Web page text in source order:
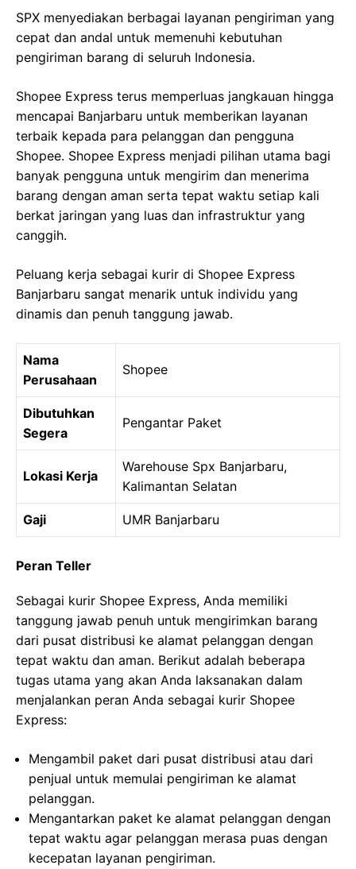
SPX menyediakan berbagai layanan pengiriman yang
cepat dan andal untuk memenuhi kebutuhan
pengiriman barang di seluruh Indonesia.
Shopee Express terus memperluas jangkauan hingga
mencapai Banjarbaru untuk memberikan layanan
terbaik kepada para pelanggan dan pengguna
Shopee. Shopee Express menjadi pilihan utama bagi
banyak pengguna untuk mengirim dan menerima
barang dengan aman serta tepat waktu setiap kali
berkat jaringan yang luas dan infrastruktur yang
canggih.
Peluang kerja sebagai kurir di Shopee Express
Banjarbaru sangat menarik untuk individu yang
dinamis dan penuh tanggung jawab.
Nama
Perusahaan
Shopee
Dibutuhkan
Segera
Pengantar Paket
Lokasi Kerja
Warehouse Spx Banjarbaru,
Kalimantan Selatan
Gaji UMR Banjarbaru
Peran Teller
Sebagai kurir Shopee Express, Anda memiliki
tanggung jawab penuh untuk mengirimkan barang
dari pusat distribusi ke alamat pelanggan dengan
tepat waktu dan aman. Berikut adalah beberapa
tugas utama yang akan Anda laksanakan dalam
menjalankan peran Anda sebagai kurir Shopee
Express:
Mengambil paket dari pusat distribusi atau dari
penjual untuk memulai pengiriman ke alamat
pelanggan.
Mengantarkan paket ke alamat pelanggan dengan
tepat waktu agar pelanggan merasa puas dengan
kecepatan layanan pengiriman.